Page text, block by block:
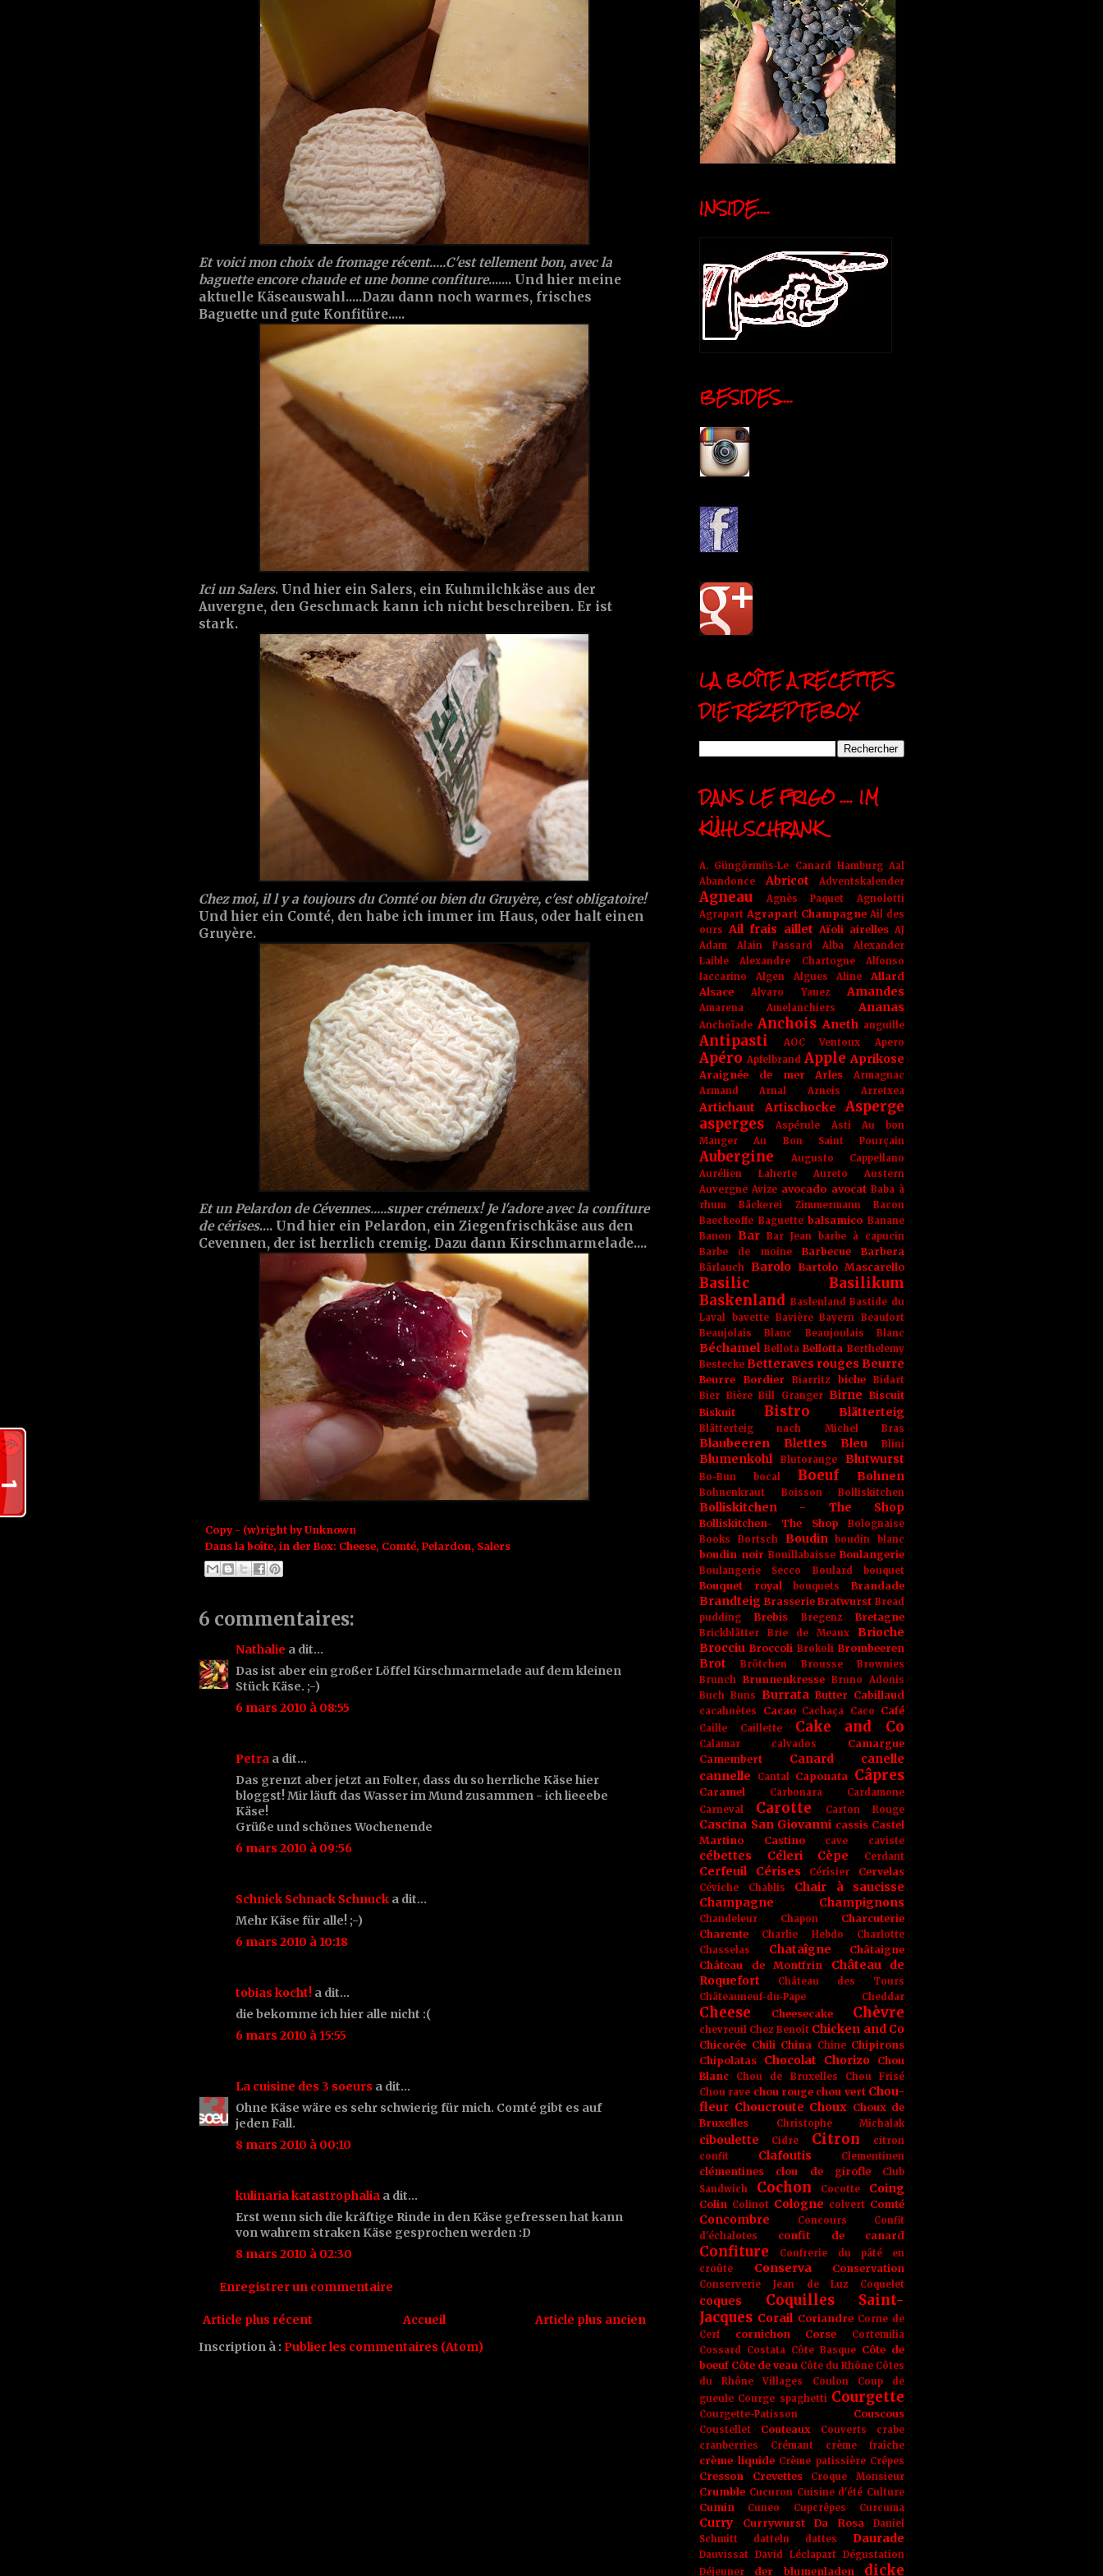
Et voici mon choix de fromage récent.....C'est tellement bon, avec la
baguette encore chaude et une bonne confiture....... Und hier meine
aktuelle Käseauswahl.....Dazu dann noch warmes, frisches
Baguette und gute Konfitüre.....
Ici un Salers. Und hier ein Salers, ein Kuhmilchkäse aus der
Auvergne, den Geschmack kann ich nicht beschreiben. Er ist
stark.
Chez moi, il l y a toujours du Comté ou bien du Gruyère, c'est obligatoire!
Und hier ein Comté, den habe ich immer im Haus, oder halt einen
Gruyère.
Et un Pelardon de Cévennes.....super crémeux! Je l'adore avec la confiture
de cérises.... Und hier ein Pelardon, ein Ziegenfrischkäse aus den
Cevennen, der ist herrlich cremig. Dazu dann Kirschmarmelade....
Copy - (w)right byUnknown
Dans la boîte, in der Box: Cheese, Comté, Pelardon, Salers
6 commentaires:
Nathalie a dit…
Das ist aber ein großer Löffel Kirschmarmelade auf dem kleinen
Stück Käse. ;-)
6 mars 2010 à 08:55
Petra a dit…
Das grenzt aber jetzt an Folter, dass du so herrliche Käse hier
bloggst! Mir läuft das Wasser im Mund zusammen - ich lieeebe
Käse!
Grüße und schönes Wochenende
6 mars 2010 à 09:56
Schnick Schnack Schnuck a dit…
Mehr Käse für alle! ;-)
6 mars 2010 à 10:18
tobias kocht! a dit…
die bekomme ich hier alle nicht :(
6 mars 2010 à 15:55
La cuisine des 3 soeurs a dit…
Ohne Käse wäre es sehr schwierig für mich. Comté gibt es auf
jeden Fall.
8 mars 2010 à 00:10
kulinaria katastrophalia a dit…
Erst wenn sich die kräftige Rinde in den Käse gefressen hat kann
von wahrem straken Käse gesprochen werden :D
8 mars 2010 à 02:30
Enregistrer un commentaire
Article plus récent Article plus ancien
Accueil
Inscription à : Publier les commentaires (Atom)
INSIDE....
BESIDES....
LA BOÎTE A RECETTES
DIE REZEPTEBOX
DANS LE FRIGO .... IM
KÜHLSCHRANK
A. Güngörmüs-Le Canard Hamburg Aal
Abandonce
Abricot Adventskalender
Agneau Agnès Paquet
Agnolotti
Agrapart Agrapart Champagne Ail des
ours Ail frais aillet Aïoli airelles AJ
Adam
Alain Passard Alba
Alexander
Laible
Alexandre Chartogne
Alfonso
Iaccarino
Algen Algues Aline
Allard
Alsace
Alvaro Yanez Amandes
Amarena Amelanchiers Ananas
Anchoïade Anchois Aneth anguille
Antipasti AOC Ventoux Apero
Apéro Apfelbrand Apple Aprikose
Araignée de mer Arles
Armagnac
Armand Arnal
Arneis Arretxea
Artichaut Artischocke
Asperge
asperges
Aspérule Asti
Au bon
Manger
Au Bon Saint Pourçain
Aubergine
Augusto Cappellano
Aurélien Laherte
Aureto
Austern
Auvergne Avize avocado avocat Baba à
rhum
Bäckerei Zimmermann
Bacon
Baeckeoffe Baguette balsamico Banane
Banon Bar Bar Jean
barbe à capucin
Barbe de moine
Barbecue Barbera
Bärlauch Barolo Bartolo Mascarello
Basilic
Basilikum
Baskenland Baslenland Bastide du
Laval
bavette Bavière Bayern Beaufort
Beaujolais Blanc
Beaujoulais Blanc
Béchamel Bellota Bellotta Berthelemy
Bestecke Betteraves rouges Beurre
Beurre Bordier Biarritz biche
Bidart
Bier Bière Bill Granger Birne
Biscuit
Biskuit
Bistro Blätterteig
Blätterteig nach Michel Bras
Blaubeeren Blettes Bleu Blini
Blumenkohl Blutorange Blutwurst
Bo-Bun bocal Boeuf Bohnen
Bohnenkraut Boisson Bolliskitchen
Bolliskitchen - The Shop
Bolliskitchen- The Shop
Bolognaise
Books
Bortsch Boudin boudin blanc
boudin noir Bouillabaisse Boulangerie
Boulangerie Secco Boulard bouquet
Bouquet royal bouquets Brandade
Brandteig Brasserie Bratwurst Bread
pudding
Brebis Bregenz Bretagne
Brickblätter Brie de Meaux
Brioche
Brocciu Broccoli Brokoli Brombeeren
Brot Brötchen Brousse
Brownies
Brunch Brunnenkresse Bruno Adonis
Buch Buns Burrata Butter Cabillaud
cacahuètes Cacao Cachaça Caco Café
Caille Caillette Cake and Co
Calamar calvados
Camargue
Camembert
Canard
canelle
cannelle
Cantal Caponata Câpres
Caramel Carbonara
Cardamone
Carneval
Carotte Carton Rouge
Cascina San Giovanni cassis Castel
Martino
Castino cave caviste
cébettes Céleri Cèpe Cerdant
Cerfeuil Cérises Cérisier Cervelas
Céviche Chablis
Chair à saucisse
Champagne
Champignons
Chandeleur Chapon
Charcuterie
Charente
Charlie Hebdo
Charlotte
Chasselas
Chataîgne
Châtaigne
Château de Montfrin
Château de
Roquefort
Château des Tours
Châteauneuf-du-Pape
Cheddar
Cheese Cheesecake Chèvre
chevreuil Chez Benoît Chicken and Co
Chicorée Chili China Chine Chipirons
Chipolatas
Chocolat Chorizo
Chou
Blanc
Chou de Bruxelles
Chou Frisé
Chou rave chou rouge chou vert Chou-
fleur Choucroute Choux Choux de
Bruxelles
Christophe Michalak
ciboulette Cidre Citron
citron
confit
Clafoutis Clementinen
clémentines clou de girofle
Club
Sandwich
Cochon Cocotte Coing
Colin Colinot Cologne colvert Comté
Concombre Concours
Confit
d'échalotes
confit de canard
Confiture
Confrerie du pâté en
croûte
Conserva Conservation
Conserverie Jean de Luz Coquelet
coques
Coquilles Saint-
Jacques Corail Coriandre Corne de
Cerf
cornichon Corse
Cortemilia
Cossard Costata Côte Basque Côte de
boeuf Côte de veau Côte du Rhône Côtes
du Rhône Villages
Coulon
Coup de
gueule Courge spaghetti Courgette
Courgette-Patisson Couscous
Coustellet Couteaux Couverts
crabe
cranberries
Crémant crème fraîche
crème liquide Crème patissière Crêpes
Cresson Crevettes Croque Monsieur
Crumble Cucuron Cuisine d'été Culture
Cumin Cuneo Cupcrêpes Curcuma
Curry Currywurst Da Rosa
Daniel
Schmitt
datteln dattes Daurade
Dauvissat David Léclapart Dégustation
Déjeuner
der blumenladen dicke